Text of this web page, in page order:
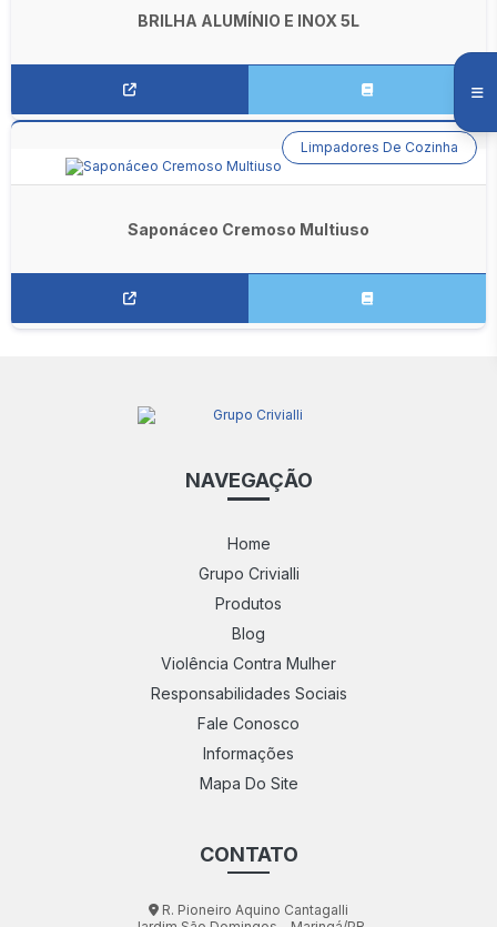
BRILHA ALUMÍNIO E INOX 5L
Saponáceo Cremoso Multiuso
Limpadores De Cozinha
NAVEGAÇÃO
Home
Grupo Crivialli
Produtos
Blog
Violência Contra Mulher
Responsabilidades Sociais
Fale Conosco
Informações
Mapa Do Site
CONTATO
R. Pioneiro Aquino Cantagalli